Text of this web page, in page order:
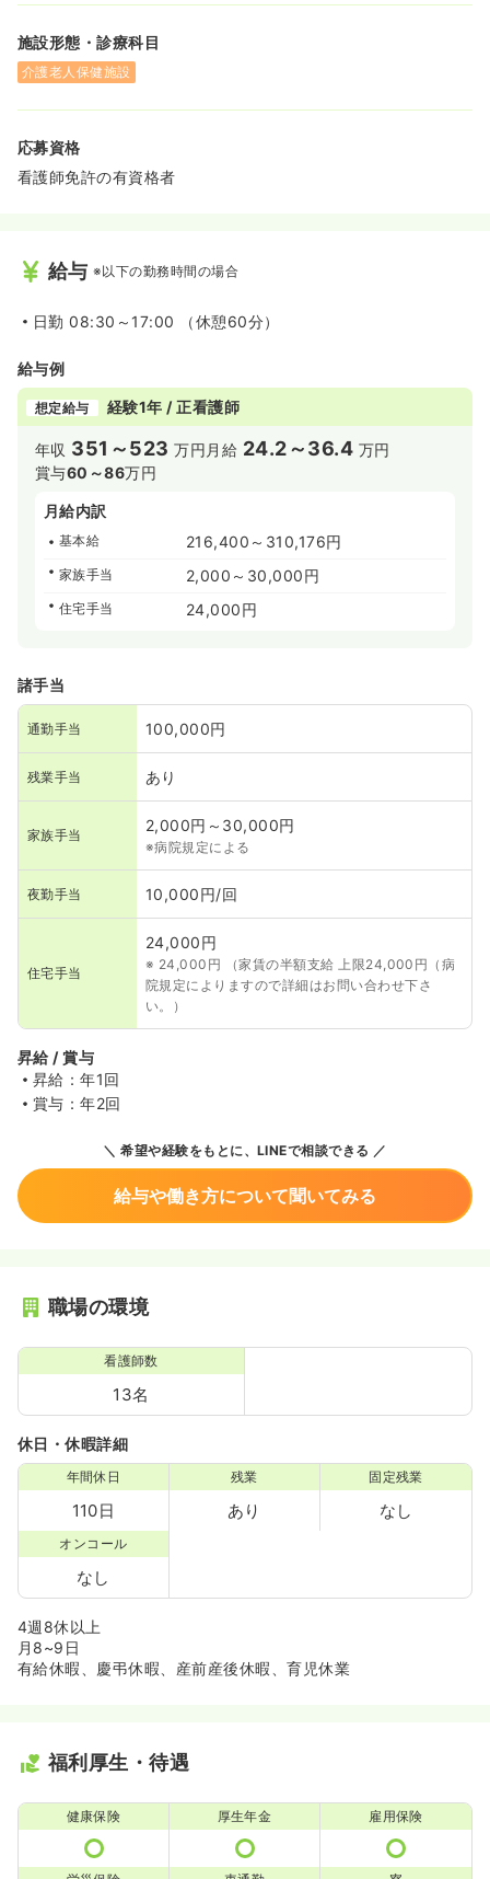
施設形態・診療科目
介護老人保健施設
応募資格
看護師免許の有資格者
給与 ※以下の勤務時間の場合
日勤 08:30～17:00 （休憩60分）
給与例
想定給与 経験1年 / 正看護師
年収 351～523 万円 月給 24.2～36.4 万円
賞与60～86万円
月給内訳
基本給 216,400～310,176円
家族手当 2,000～30,000円
住宅手当 24,000円
諸手当
通勤手当 100,000円
残業手当 あり
家族手当
2,000円～30,000円
※病院規定による
夜勤手当 10,000円/回
住宅手当
24,000円
※ 24,000円 （家賃の半額支給 上限24,000円（病
院規定によりますので詳細はお問い合わせ下さ
い。）
昇給 / 賞与
昇給：年1回
賞与：年2回
希望や経験をもとに、LINEで相談できる
給与や働き方について聞いてみる
職場の環境
看護師数
13名
休日・休暇詳細
年間休日
110日
残業
あり
固定残業
なし
オンコール
なし
4週8休以上
月8~9日
有給休暇、慶弔休暇、産前産後休暇、育児休業
福利厚生・待遇
健康保険 厚生年金 雇用保険